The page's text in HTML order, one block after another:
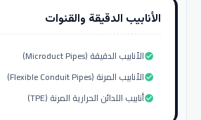
الأنابيب الدقيقة والقنوات
الأنابيب الدقيقة (Microduct Pipes)check_circle
الأنابيب المرنة (Flexible Conduit Pipes)check_circle
أنابيب اللدائن الحرارية المرنة (TPE)check_circle